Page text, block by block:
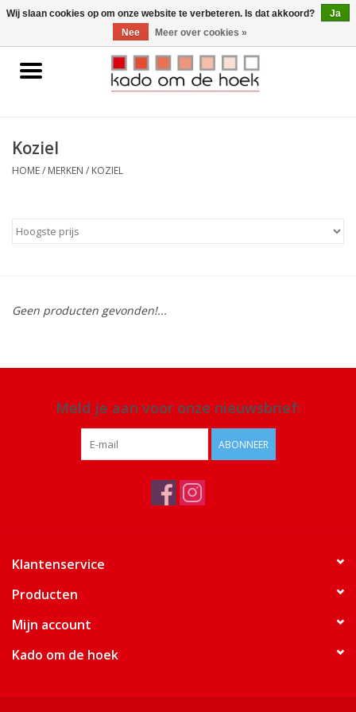
0 Artikelen - €0,00
Home
Gadgets
Koziel
HOME/ MERKEN / KOZIEL
Geen producten gevonden!...
Meld je aan voor onze nieuwsbrief:
ABONNEER
Klantenservice
Producten
Mijn account
Kado om de hoek
Wij slaan cookies op om onze website te verbeteren. Is dat akkoord?
Ja
Nee
Meer over cookies »